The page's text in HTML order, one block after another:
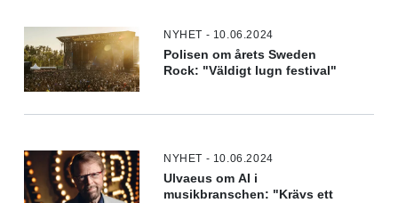
NYHET - 10.06.2024
Polisen om årets Sweden
Rock: "Väldigt lugn festival"
NYHET - 10.06.2024
Ulvaeus om AI i
musikbranschen: "Krävs ett